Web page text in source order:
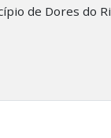
de Dores do